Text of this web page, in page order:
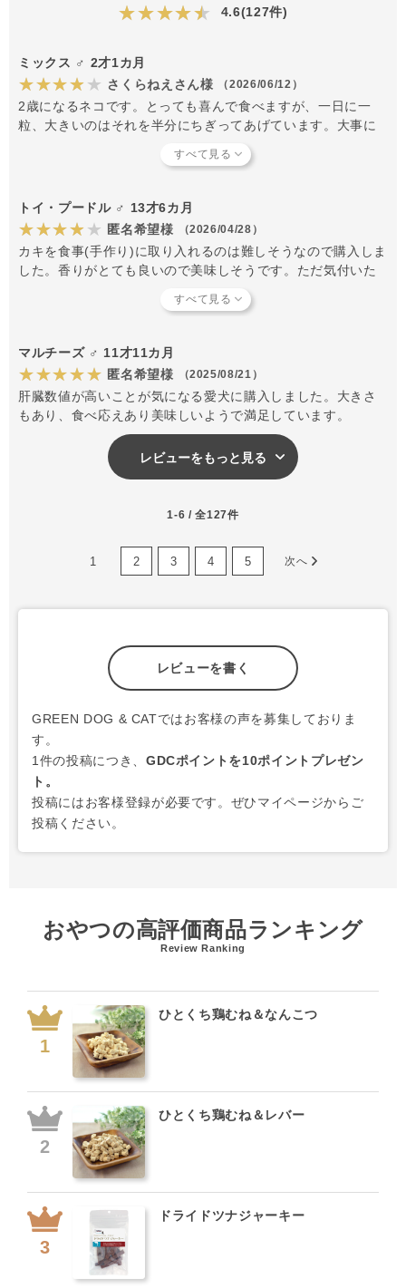
★★★★★ 4.6(127件)
ミックス ♂ 2才1カ月
★★★★★ さくらねえさん様 （2026/06/12）
2歳になるネコです。とっても喜んで食べますが、一日に一
粒、大きいのはそれを半分にちぎってあげています。大事に
生えてしまいました。もったいなかったです。封を開けた
トイ・プードル ♂ 13才6カ月
★★★★★ 匿名希望様 （2026/04/28）
カキを食事(手作り)に取り入れるのは難しそうなので購入しま
した。香りがとても良いので美味しそうです。ただ気付いた
後は気をつけないといけません。
マルチーズ ♂ 11才11カ月
★★★★★ 匿名希望様 （2025/08/21）
肝臓数値が高いことが気になる愛犬に購入しました。大きさ
もあり、食べ応えあり美味しいようで満足しています。
レビューをもっと見る
1-6 / 全127件
1 2 3 4 5 次へ
レビューを書く
GREEN DOG & CATではお客様の声を募集しておりま
す。
1件の投稿につき、 GDCポイントを10ポイントプレゼン
ト。
投稿にはお客様登録が必要です。ぜひマイページからご
投稿ください。
おやつの高評価商品ランキング
Review Ranking
ひとくち鶏むね＆なんこつ
ひとくち鶏むね＆レバー
ドライドツナジャーキー